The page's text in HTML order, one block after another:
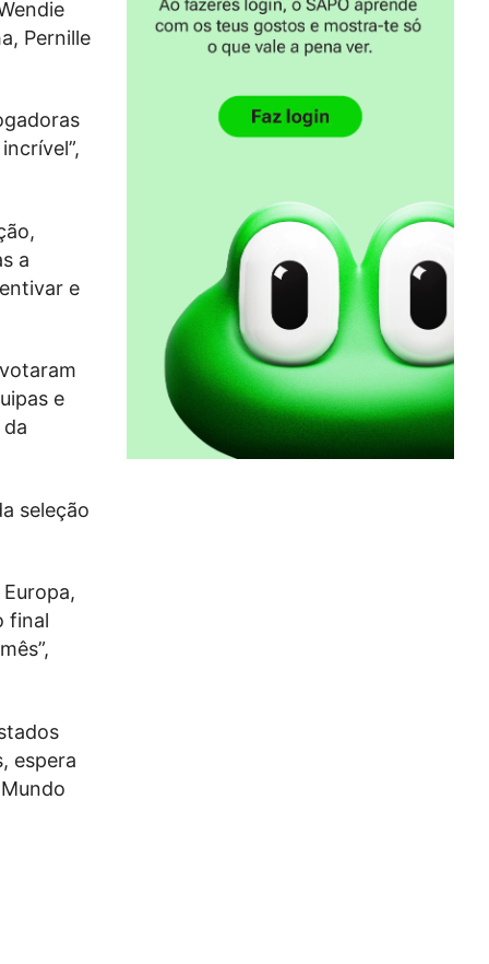
Pernille
a
e
e
seleção
final
espera